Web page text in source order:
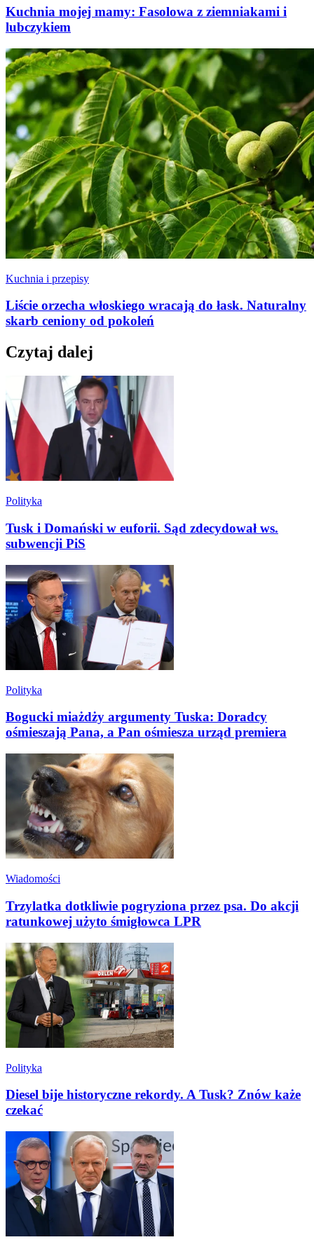
Kuchnia mojej mamy: Fasolowa z ziemniakami i
lubczykiem
Kuchnia i przepisy
Liście orzecha włoskiego wracają do łask. Naturalny
skarb ceniony od pokoleń
Czytaj dalej
Polityka
Tusk i Domański w euforii. Sąd zdecydował ws.
subwencji PiS
Polityka
Bogucki miażdży argumenty Tuska: Doradcy
ośmieszają Pana, a Pan ośmiesza urząd premiera
Wiadomości
Trzylatka dotkliwie pogryziona przez psa. Do akcji
ratunkowej użyto śmigłowca LPR
Polityka
Diesel bije historyczne rekordy. A Tusk? Znów każe
czekać